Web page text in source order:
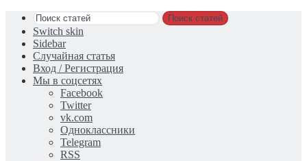
Поиск статей
Switch skin
Sidebar
Случайная статья
Вход / Регистрация
Мы в соцсетях
Facebook
Twitter
vk.com
Одноклассники
Telegram
RSS